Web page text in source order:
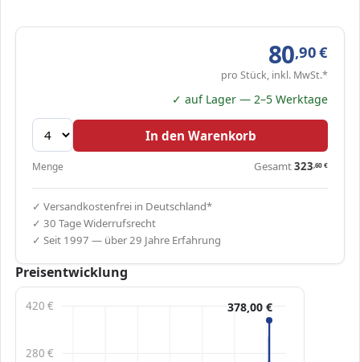
80,90€
pro Stück, inkl. MwSt.*
✓ auf Lager — 2–5 Werktage
In den Warenkorb
Menge Gesamt323,60€
✓ Versandkostenfrei in Deutschland*
✓ 30 Tage Widerrufsrecht
✓ Seit 1997 — über 29 Jahre Erfahrung
Preisentwicklung
280 €
420 € 378,00 €